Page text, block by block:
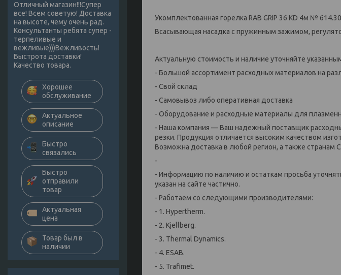
Укомплектованная горелка RAB GRIP 36 KD 4м №
Всасывающая насадка с пружинным зажимом,
Актуальную стоимость и наличие уточняйте
- Большой ассортимент расходных материалов на
- Свой склад
- Самовывоз либо оперативная доставка
- Оборудование и расходные материалы для
- Наша компания — Ваш надежный поставщик
резки. Продукция отличается высоким качеством
Возможна доставка в любой регион, а также странам
-
- Информацию по наличию и остаткам просьба
указан на сайте частично.
- Работаем со следующими производителями:
- 1. Hypertherm.
- 2. Kjellberg.
- 3. Thermal Dynamics.
- 4. ESAB.
- 5. Trafimet.
Отличный магазин!!!Супер
все! Всем советую! Доставка
на высоте, чему очень рад.
Консультанты ребята супер -
терпеливые и
вежливые)))Вежливость!
Быстрота доставки!
Качество товара.
Хорошее
обслуживание
Актуальное
описание
Быстро
связались
Быстро
отправили
товар
Актуальная
цена
Товар был в
наличии